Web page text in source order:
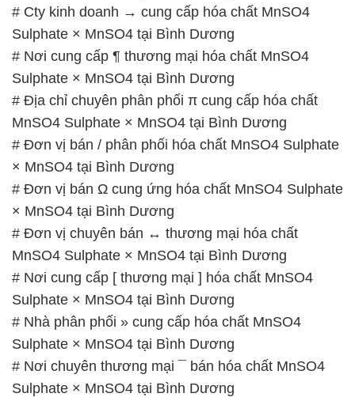
# Cty kinh doanh → cung cấp hóa chất MnSO4
Sulphate × MnSO4 tại Bình Dương
# Nơi cung cấp ¶ thương mại hóa chất MnSO4
Sulphate × MnSO4 tại Bình Dương
# Địa chỉ chuyên phân phối π cung cấp hóa chất
MnSO4 Sulphate × MnSO4 tại Bình Dương
# Đơn vị bán / phân phối hóa chất MnSO4 Sulphate
× MnSO4 tại Bình Dương
# Đơn vị bán Ω cung ứng hóa chất MnSO4 Sulphate
× MnSO4 tại Bình Dương
# Đơn vị chuyên bán ↔ thương mại hóa chất
MnSO4 Sulphate × MnSO4 tại Bình Dương
# Nơi cung cấp [ thương mại ] hóa chất MnSO4
Sulphate × MnSO4 tại Bình Dương
# Nhà phân phối » cung cấp hóa chất MnSO4
Sulphate × MnSO4 tại Bình Dương
# Nơi chuyên thương mại ¯ bán hóa chất MnSO4
Sulphate × MnSO4 tại Bình Dương